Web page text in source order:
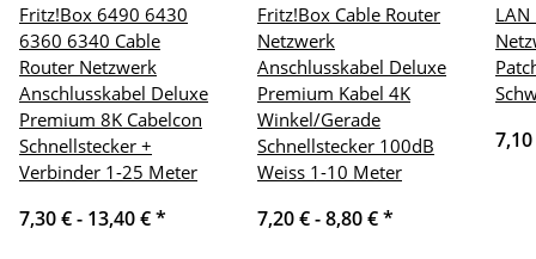
Fritz!Box 6490 6430
6360 6340 Cable
Router Netzwerk
Anschlusskabel Deluxe
Premium 8K Cabelcon
Schnellstecker +
Verbinder 1-25 Meter
7,30 € - 13,40 €*
Fritz!Box Cable Router
Netzwerk
Anschlusskabel Deluxe
Premium Kabel 4K
Winkel/Gerade
Schnellstecker 100dB
Weiss 1-10 Meter
7,20 € -8,80 €*
LAN